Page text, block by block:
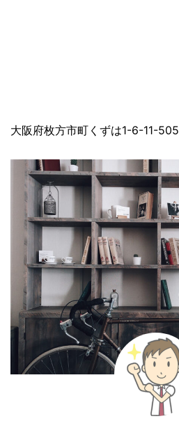
大阪府枚方市町くずは1-6-11-505